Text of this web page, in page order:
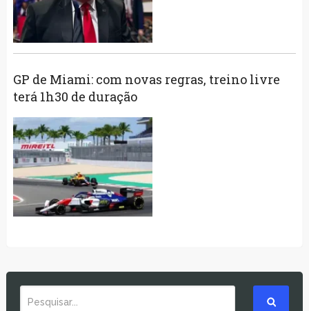
GP de Miami: com novas regras, treino livre
terá 1h30 de duração